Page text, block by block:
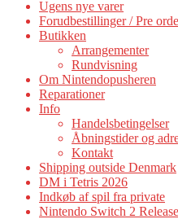
Ugens nye varer
Forudbestillinger / Pre
Butikken
Arrangementer
Rundvisning
Om Nintendopusheren
Reparationer
Info
Handelsbetingelser
Åbningstider og
Kontakt
Shipping outside Denmark
DM i Tetris 2026
Indkøb af spil fra private
Nintendo Switch 2 Release